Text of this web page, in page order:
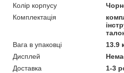
Колір корпусу
Комплектація
Вага в упаковці
13.9
Дисплей
Доставка
1-3